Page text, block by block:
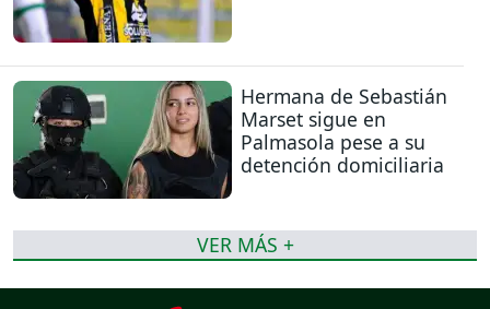
Hermana de Sebastián
Marset sigue en
Palmasola pese a su
detención domiciliaria
VER MÁS +